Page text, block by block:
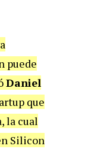
puede
Daniel
que
la cual
Silicon